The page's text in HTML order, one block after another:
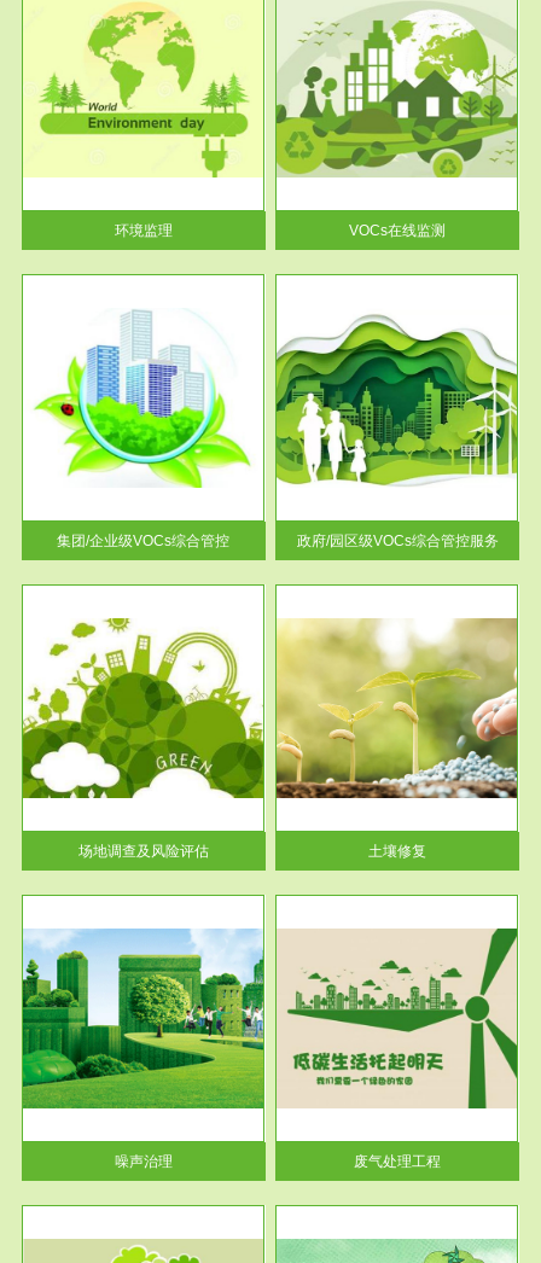
环境监理
服务范围
VOCs在线监测
根据《重点区域大气污染防
治“十二五”规划》有机废气净化
率达...
VOCs在线监测
集团/企业级VOCs综合管控
服务范围
政府/园区级VOCs综合管控服务
根据《石化行业挥发性有机物综
合整治方案》文件要求，到2017
年，全...
政府/园区级VOCs综合管控服务
场地调查及风险评估
服务范围
土壤修复
土壤修复
噪声治理
服务范围
废气处理工程
废气处理工程